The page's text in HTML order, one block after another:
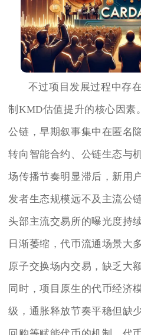
不过项目发展过程中存
制KMD估值提升的核心因素
公链，早期叙事集中在匿名
转向智能合约、公链生态与
场传播节奏明显滞后，新用
发者生态规模远不及主流公
头部主流交易所的曝光度持
日渐萎缩，代币流通场景大
原子交换场内交易，缺乏大
同时，项目原生的代币经济
级，通胀释放节奏平稳但缺